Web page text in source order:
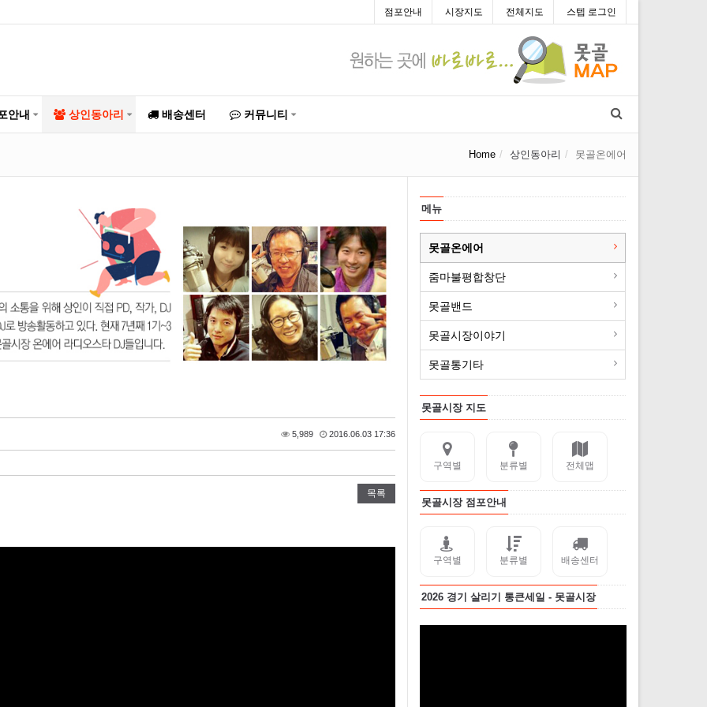
점포안내 시장지도 전체지도 스텝 로그인
안내 상인동아리 배송센터 커뮤니티
Home 상인동아리 못골온에어
5,989 2016.06.03 17:36
목록
메뉴
못골온에어
줌마불평합창단
못골밴드
못골시장이야기
못골통기타
못골시장 지도
구역별 분류별 전체맵
못골시장 점포안내
구역별 분류별 배송센터
2026 경기 살리기 통큰세일 - 못골시장